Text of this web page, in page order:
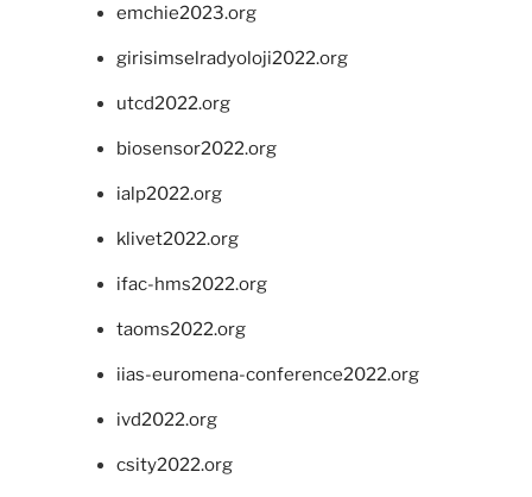
emchie2023.org
girisimselradyoloji2022.org
utcd2022.org
biosensor2022.org
ialp2022.org
klivet2022.org
ifac-hms2022.org
taoms2022.org
iias-euromena-conference2022.org
ivd2022.org
csity2022.org